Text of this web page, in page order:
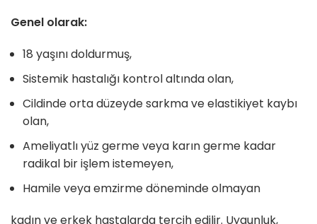
Genel olarak:
18 yaşını doldurmuş,
Sistemik hastalığı kontrol altında olan,
Cildinde orta düzeyde sarkma ve elastikiyet kaybı
olan,
Ameliyatlı yüz germe veya karın germe kadar
radikal bir işlem istemeyen,
Hamile veya emzirme döneminde olmayan
kadın ve erkek hastalarda tercih edilir. Uygunluk,